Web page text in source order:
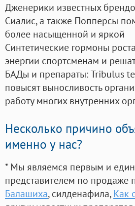
Дженерики известных
Сиалис, а также Попперсы
более насыщенной и яркой
Синтетические гормоны роста
энергии спортсменам и
БАДы и препараты:Tribulus
повысят выносливость
работу многих внутренних
Несколько причино
именно у нас?
* Мы являемся первым и
представителем по
Балашиха, силденафила, Как